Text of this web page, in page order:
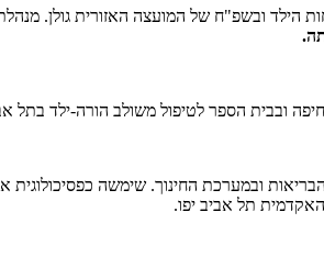
הילד ובשפ"ח של המועצה האזורית גולן.
ובבית הספר לטיפול משולב הורה-ילד
ובמערכת החינוך. שימשה